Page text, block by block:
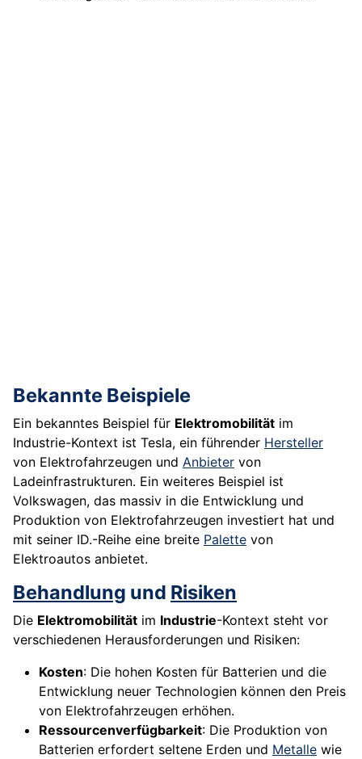
Bekannte Beispiele
Ein bekanntes Beispiel für Elektromobilität im
Industrie-Kontext ist Tesla, ein führender Hersteller
von Elektrofahrzeugen und Anbieter von
Ladeinfrastrukturen. Ein weiteres Beispiel ist
Volkswagen, das massiv in die Entwicklung und
Produktion von Elektrofahrzeugen investiert hat und
mit seiner ID.-Reihe eine breite Palette von
Elektroautos anbietet.
Behandlung und Risiken
Die Elektromobilität im Industrie-Kontext steht vor
verschiedenen Herausforderungen und Risiken:
Kosten: Die hohen Kosten für Batterien und die
Entwicklung neuer Technologien können den Preis
von Elektrofahrzeugen erhöhen.
Ressourcenverfügbarkeit: Die Produktion von
Batterien erfordert seltene Erden und Metalle wie